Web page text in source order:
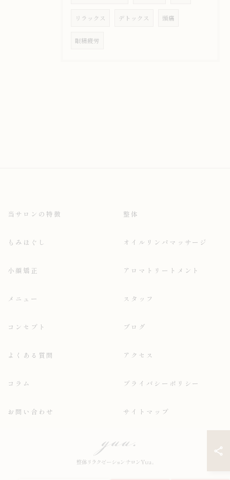
リラックス デトックス 頭痛
眼精疲労
当サロンの特徴 整体
もみほぐし オイルリンパマッサージ
小顔矯正 アロマトリートメント
メニュー スタッフ
コンセプト ブログ
よくある質問 アクセス
コラム プライバシーポリシー
お問い合わせ サイトマップ